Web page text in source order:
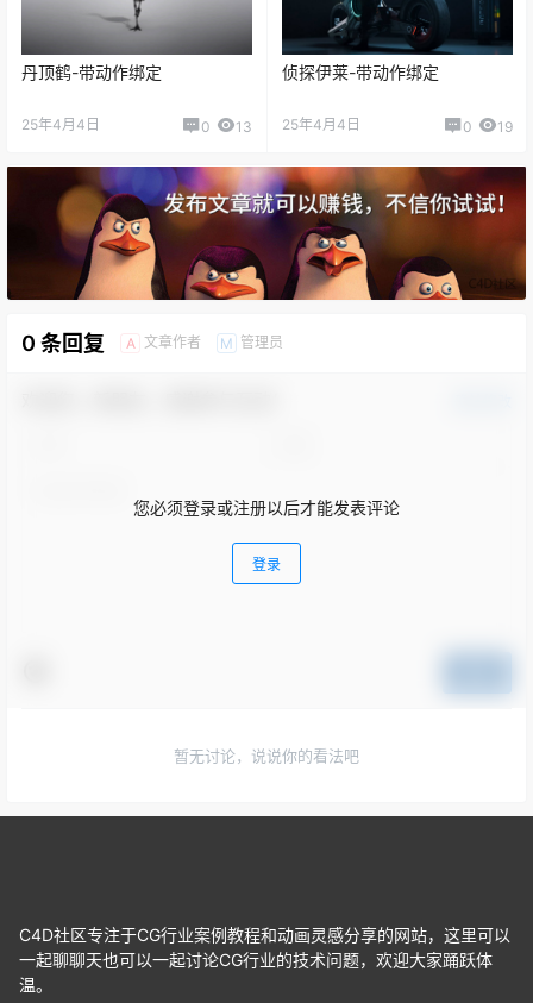
丹顶鹤-带动作绑定
25年4月4日 0 13
侦探伊莱-带动作绑定
25年4月4日 0 19
0 条回复 A 文章作者 M 管理员
您必须登录或注册以后才能发表评论
登录
暂无讨论，说说你的看法吧
C4D社区专注于CG行业案例教程和动画灵感分享的网站，这里可以
一起聊聊天也可以一起讨论CG行业的技术问题，欢迎大家踊跃体
温。